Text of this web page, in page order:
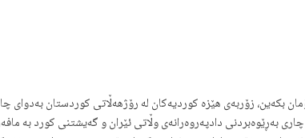
بکەین، زۆربەی هێزە کوردیەکان لە رۆژهەڵاتی کوردستان
بەڕێوەبردنی دادپەروەرانەی وڵاتی ئێران و گەیشتنی کورد بە